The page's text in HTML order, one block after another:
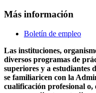
Más información
Boletín de empleo
Las instituciones,
diversos programas de
superiores y a estudiantes
se familiaricen con la
cualificación profesional o,